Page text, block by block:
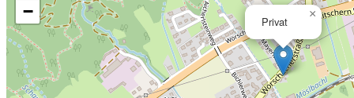
Privat
×
−